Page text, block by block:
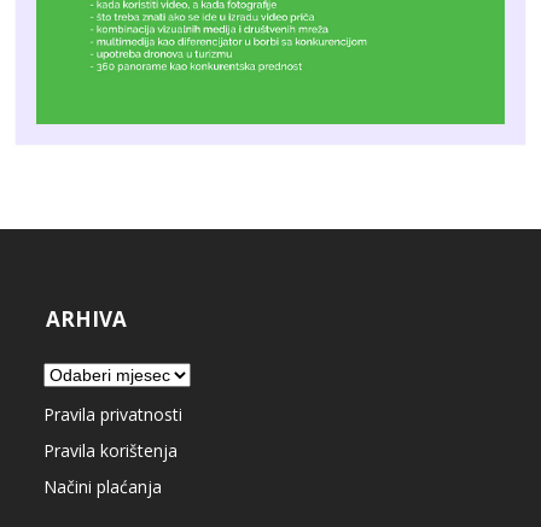
ARHIVA
Arhiva
Pravila privatnosti
Pravila korištenja
Načini plaćanja